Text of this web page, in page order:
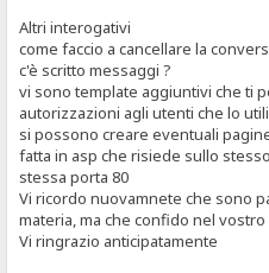
Altri interogativi
come faccio a cancellare la
c'è scritto messaggi ?
vi sono template aggiuntivi che ti
autorizzazioni agli utenti che lo
si possono creare eventuali
fatta in asp che risiede sullo
stessa porta 80
Vi ricordo nuovamnete che sono
materia, ma che confido nel
Vi ringrazio anticipatamente